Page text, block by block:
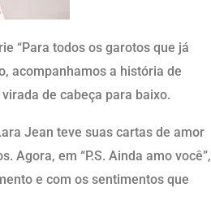
“Para todos os garotos que já
acompanhamos a história de
de cabeça para baixo.
Jean teve suas cartas de amor
Agora, em “P.S. Ainda amo você”,
e com os sentimentos que